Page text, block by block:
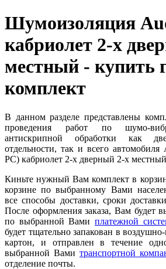
Шумоизоляция
кабриолет 2-х
местный - купить
комплект
В данном разделе представлены
проведения работ по шумо-
антискрипной обработки как
отдельности, так и всего
РС) кабриолет 2-х дверный 2-х
Киньте нужный Вам комплект в
корзине по выбранному Вами
все способы доставки, сроки
После оформления заказа, Вам будет
по выбранной Вами платежной
будет тщательно запакован в
картон, и отправлен в течение
выбранной Вами транспортной
отделение почты.